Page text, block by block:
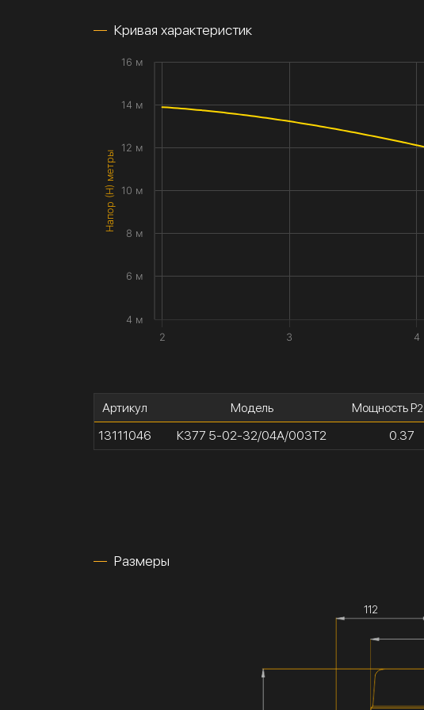
Кривая характеристик
Напор (H) метры
2 3 4
4 м
6 м
8 м
10 м
12 м
14 м
16 м
Артикул
13111046
Модель
К377 5-02-32/04А/003Т2
Мощность P2
0.37
Размеры
112